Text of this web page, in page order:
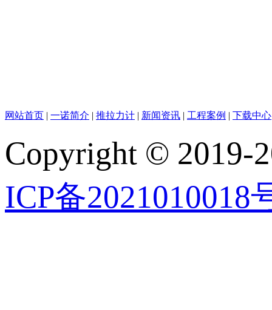
网站首页 | 一诺简介 | 推拉力计 | 新闻资讯 | 工程案例 | 下载中心
Copyright © 2019-
ICP备2021010018